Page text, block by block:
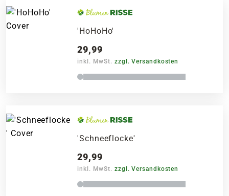
'HoHoHo'
29,99
inkl. MwSt. zzgl. Versandkosten
'Schneeflocke'
29,99
inkl. MwSt. zzgl. Versandkosten